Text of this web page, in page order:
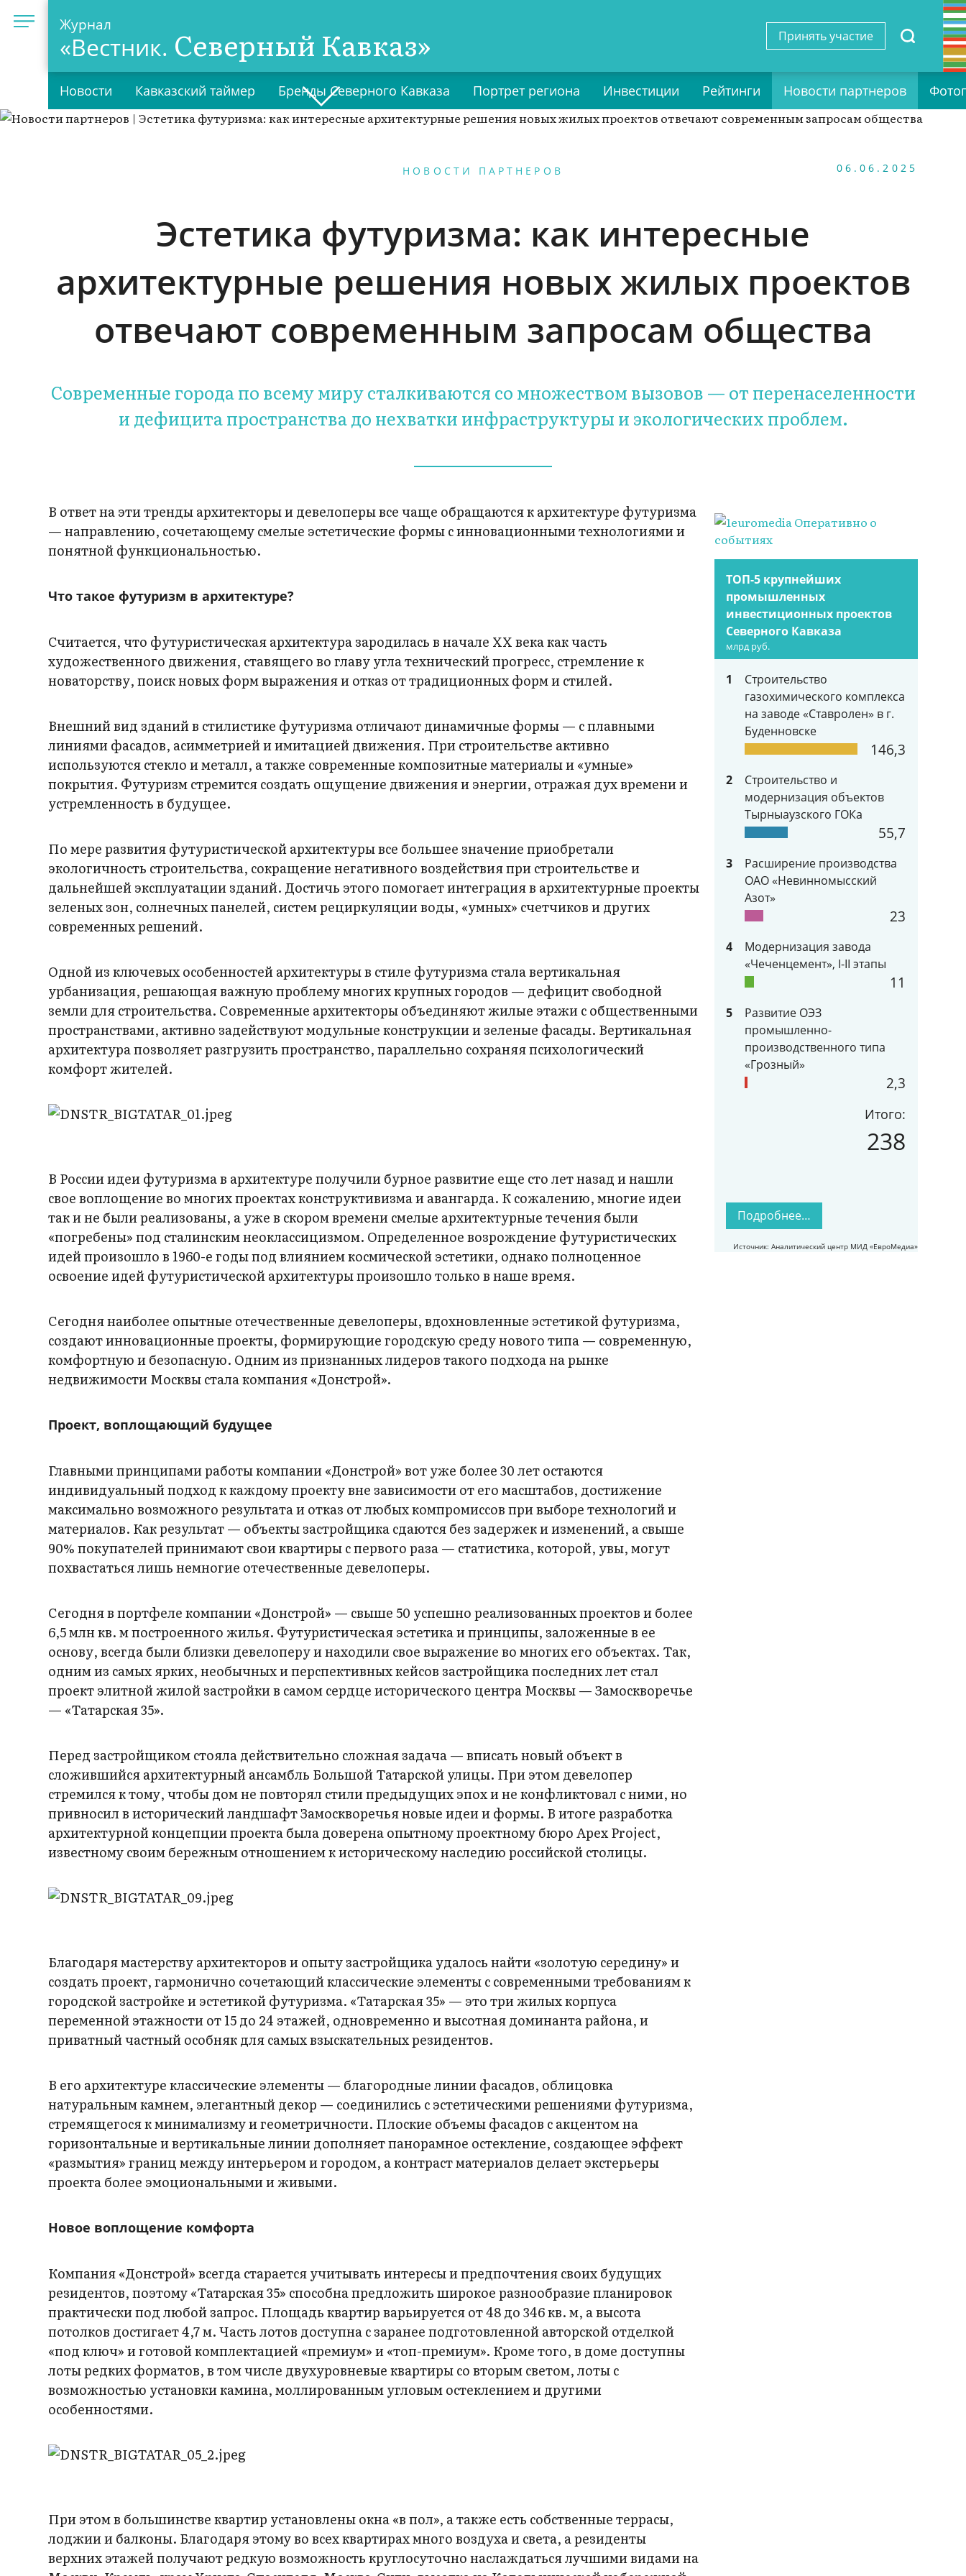
Журнал
«Вестник. Северный Кавказ» Принять участие
Новости Кавказский таймер Бренды Северного Кавказа Портрет региона Инвестиции Рейтинги Новости партнеров
НОВОСТИ ПАРТНЕРОВ 06.06.2025
Эстетика футуризма: как интересные
архитектурные решения новых жилых проектов
отвечают современным запросам общества
Современные города по всему миру сталкиваются со множеством вызовов — от перенаселенности
и дефицита пространства до нехватки инфраструктуры и экологических проблем.
В ответ на эти тренды архитекторы и девелоперы все чаще обращаются к архитектуре футуризма
— направлению, сочетающему смелые эстетические формы с инновационными технологиями и
понятной функциональностью.
Что такое футуризм в архитектуре?
Считается, что футуристическая архитектура зародилась в начале XX века как часть
художественного движения, ставящего во главу угла технический прогресс, стремление к
новаторству, поиск новых форм выражения и отказ от традиционных форм и стилей.
Внешний вид зданий в стилистике футуризма отличают динамичные формы — с плавными
линиями фасадов, асимметрией и имитацией движения. При строительстве активно
используются стекло и металл, а также современные композитные материалы и «умные»
покрытия. Футуризм стремится создать ощущение движения и энергии, отражая дух времени и
устремленность в будущее.
По мере развития футуристической архитектуры все большее значение приобретали
экологичность строительства, сокращение негативного воздействия при строительстве и
дальнейшей эксплуатации зданий. Достичь этого помогает интеграция в архитектурные проекты
зеленых зон, солнечных панелей, систем рециркуляции воды, «умных» счетчиков и других
современных решений.
Одной из ключевых особенностей архитектуры в стиле футуризма стала вертикальная
урбанизация, решающая важную проблему многих крупных городов — дефицит свободной
земли для строительства. Современные архитекторы объединяют жилые этажи с общественными
пространствами, активно задействуют модульные конструкции и зеленые фасады. Вертикальная
архитектура позволяет разгрузить пространство, параллельно сохраняя психологический
комфорт жителей.
В России идеи футуризма в архитектуре получили бурное развитие еще сто лет назад и нашли
свое воплощение во многих проектах конструктивизма и авангарда. К сожалению, многие идеи
так и не были реализованы, а уже в скором времени смелые архитектурные течения были
«погребены» под сталинским неоклассицизмом. Определенное возрождение футуристических
идей произошло в 1960-е годы под влиянием космической эстетики, однако полноценное
освоение идей футуристической архитектуры произошло только в наше время.
Сегодня наиболее опытные отечественные девелоперы, вдохновленные эстетикой футуризма,
создают инновационные проекты, формирующие городскую среду нового типа — современную,
комфортную и безопасную. Одним из признанных лидеров такого подхода на рынке
недвижимости Москвы стала компания «Донстрой».
Проект, воплощающий будущее
Главными принципами работы компании «Донстрой» вот уже более 30 лет остаются
индивидуальный подход к каждому проекту вне зависимости от его масштабов, достижение
максимально возможного результата и отказ от любых компромиссов при выборе технологий и
материалов. Как результат — объекты застройщика сдаются без задержек и изменений, а свыше
90% покупателей принимают свои квартиры с первого раза — статистика, которой, увы, могут
похвастаться лишь немногие отечественные девелоперы.
Сегодня в портфеле компании «Донстрой» — свыше 50 успешно реализованных проектов и более
6,5 млн кв. м построенного жилья. Футуристическая эстетика и принципы, заложенные в ее
основу, всегда были близки девелоперу и находили свое выражение во многих его объектах. Так,
одним из самых ярких, необычных и перспективных кейсов застройщика последних лет стал
проект элитной жилой застройки в самом сердце исторического центра Москвы — Замоскворечье
— «Татарская 35».
Перед застройщиком стояла действительно сложная задача — вписать новый объект в
сложившийся архитектурный ансамбль Большой Татарской улицы. При этом девелопер
стремился к тому, чтобы дом не повторял стили предыдущих эпох и не конфликтовал с ними, но
привносил в исторический ландшафт Замоскворечья новые идеи и формы. В итоге разработка
архитектурной концепции проекта была доверена опытному проектному бюро Apex Project,
известному своим бережным отношением к историческому наследию российской столицы.
Благодаря мастерству архитекторов и опыту застройщика удалось найти «золотую середину» и
создать проект, гармонично сочетающий классические элементы с современными требованиям к
городской застройке и эстетикой футуризма. «Татарская 35» — это три жилых корпуса
переменной этажности от 15 до 24 этажей, одновременно и высотная доминанта района, и
приватный частный особняк для самых взыскательных резидентов.
В его архитектуре классические элементы — благородные линии фасадов, облицовка
натуральным камнем, элегантный декор — соединились с эстетическими решениями футуризма,
стремящегося к минимализму и геометричности. Плоские объемы фасадов с акцентом на
горизонтальные и вертикальные линии дополняет панорамное остекление, создающее эффект
«размытия» границ между интерьером и городом, а контраст материалов делает экстерьеры
проекта более эмоциональными и живыми.
Новое воплощение комфорта
Компания «Донстрой» всегда старается учитывать интересы и предпочтения своих будущих
резидентов, поэтому «Татарская 35» способна предложить широкое разнообразие планировок
практически под любой запрос. Площадь квартир варьируется от 48 до 346 кв. м, а высота
потолков достигает 4,7 м. Часть лотов доступна с заранее подготовленной авторской отделкой
«под ключ» и готовой комплектацией «премиум» и «топ-премиум». Кроме того, в доме доступны
лоты редких форматов, в том числе двухуровневые квартиры со вторым светом, лоты с
возможностью установки камина, моллированным угловым остеклением и другими
особенностями.
При этом в большинстве квартир установлены окна «в пол», а также есть собственные террасы,
лоджии и балконы. Благодаря этому во всех квартирах много воздуха и света, а резиденты
верхних этажей получают редкую возможность круглосуточно наслаждаться лучшими видами на
ТОП-5 крупнейших
промышленных
инвестиционных проектов
Северного Кавказа
млрд руб.
1
Строительство
газохимического комплекса
на заводе «Ставролен» в г.
Буденновске
146,3
2
Строительство и
модернизация объектов
Тырныаузского ГОКа
55,7
3
Расширение производства
ОАО «Невинномысский
Азот»
23
4
Модернизация завода
«Чеченцемент», I-II этапы
11
5
Развитие ОЭЗ
промышленно-
производственного типа
«Грозный»
2,3
Итого:
238
Подробнее…
Источник: Аналитический центр МИД «ЕвроМедиа»